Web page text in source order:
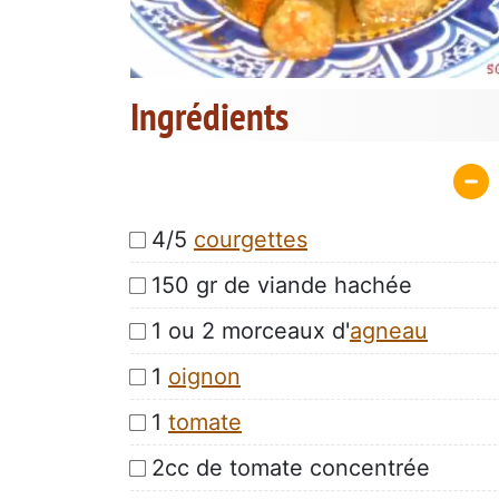
Ingrédients
4/5 courgettes
150 gr de viande hachée
1 ou 2 morceaux d'agneau
1 oignon
1 tomate
2cc de tomate concentrée